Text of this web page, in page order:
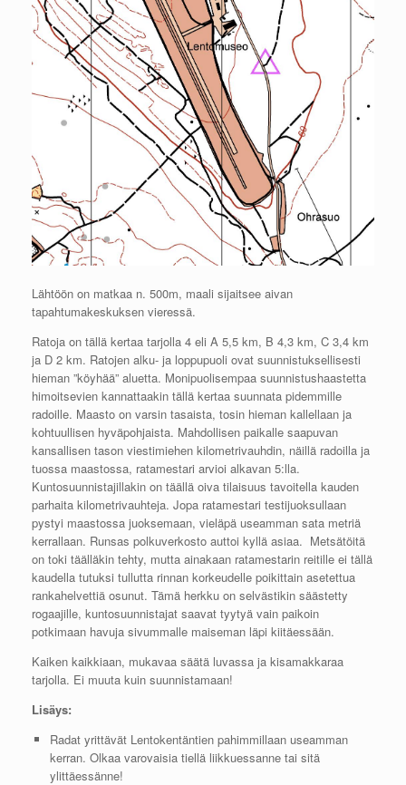
Lähtöön on matkaa n. 500m, maali sijaitsee aivan
tapahtumakeskuksen vieressä.
Ratoja on tällä kertaa tarjolla 4 eli A 5,5 km, B 4,3 km, C 3,4 km
ja D 2 km. Ratojen alku- ja loppupuoli ovat suunnistuksellisesti
hieman ”köyhää” aluetta. Monipuolisempaa suunnistushaastetta
himoitsevien kannattaakin tällä kertaa suunnata pidemmille
radoille. Maasto on varsin tasaista, tosin hieman kallellaan ja
kohtuullisen hyväpohjaista. Mahdollisen paikalle saapuvan
kansallisen tason viestimiehen kilometrivauhdin, näillä radoilla ja
tuossa maastossa, ratamestari arvioi alkavan 5:lla.
Kuntosuunnistajillakin on täällä oiva tilaisuus tavoitella kauden
parhaita kilometrivauhteja. Jopa ratamestari testijuoksullaan
pystyi maastossa juoksemaan, vieläpä useamman sata metriä
kerrallaan. Runsas polkuverkosto auttoi kyllä asiaa. Metsätöitä
on toki täälläkin tehty, mutta ainakaan ratamestarin reitille ei tällä
kaudella tutuksi tullutta rinnan korkeudelle poikittain asetettua
rankahelvettiä osunut. Tämä herkku on selvästikin säästetty
rogaajille, kuntosuunnistajat saavat tyytyä vain paikoin
potkimaan havuja sivummalle maiseman läpi kiitäessään.
Kaiken kaikkiaan, mukavaa säätä luvassa ja kisamakkaraa
tarjolla. Ei muuta kuin suunnistamaan!
Lisäys:
Radat yrittävät Lentokentäntien pahimmillaan useamman
kerran. Olkaa varovaisia tiellä liikkuessanne tai sitä
ylittäessänne!